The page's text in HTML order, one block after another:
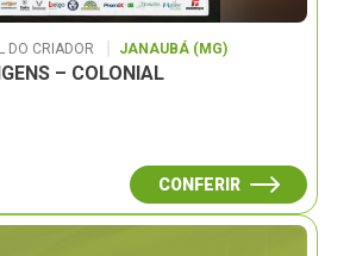
DO CRIADOR JANAUBÁ (MG)
– COLONIAL
CONFERIR